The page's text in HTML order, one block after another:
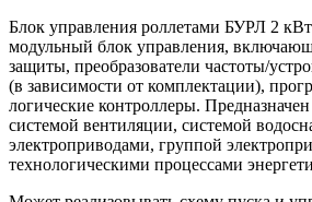
Блок управления роллетами БУРЛ 2
модульный блок управления,
защиты, преобразователи частоты/
(в зависимости от комплектации),
логические контроллеры.
системой вентиляции, системой
электроприводами, группой
технологическими процессами